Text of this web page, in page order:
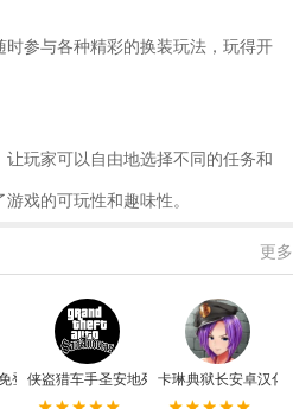
参与各种精彩的换装玩法，玩得开
玩家可以自由地选择不同的任务和
戏的可玩性和趣味性。
更多
登录版
侠盗猎车手圣安地列斯(内置菜单)手机版
卡琳典狱长安卓汉化